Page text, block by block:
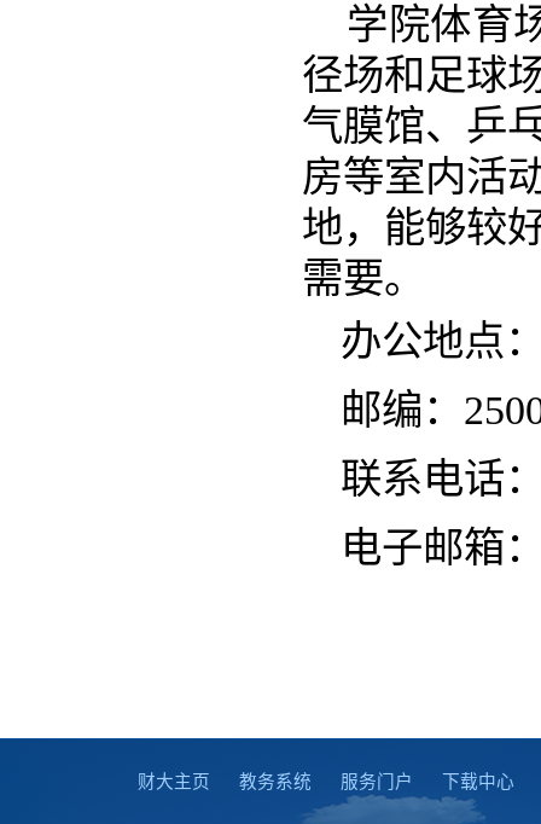
学院体育
径场和足球
气膜馆、乒
房等室内活
地，能够较
需要。
办公地点
邮编：
联系电话
电子邮箱
财大主页 教务系统 服务门户 下载中心